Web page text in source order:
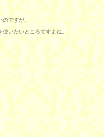
のですが、
使いたいところですよね。